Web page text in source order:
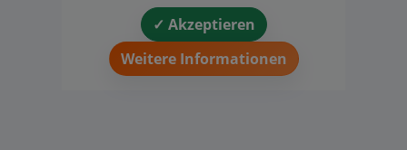
✓ Akzeptieren
Weitere Informationen